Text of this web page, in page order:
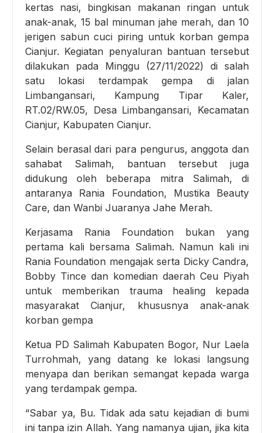
kertas nasi, bingkisan makanan ringan untuk
anak-anak, 15 bal minuman jahe merah, dan 10
jerigen sabun cuci piring untuk korban gempa
Cianjur. Kegiatan penyaluran bantuan tersebut
dilakukan pada Minggu (27/11/2022) di salah
satu lokasi terdampak gempa di jalan
Limbangansari, Kampung Tipar Kaler,
RT.02/RW.05, Desa Limbangansari, Kecamatan
Cianjur, Kabupaten Cianjur.
Selain berasal dari para pengurus, anggota dan
sahabat Salimah, bantuan tersebut juga
didukung oleh beberapa mitra Salimah, di
antaranya Rania Foundation, Mustika Beauty
Care, dan Wanbi Juaranya Jahe Merah.
Kerjasama Rania Foundation bukan yang
pertama kali bersama Salimah. Namun kali ini
Rania Foundation mengajak serta Dicky Candra,
Bobby Tince dan komedian daerah Ceu Piyah
untuk memberikan trauma healing kepada
masyarakat Cianjur, khususnya anak-anak
korban gempa
Ketua PD Salimah Kabupaten Bogor, Nur Laela
Turrohmah, yang datang ke lokasi langsung
menyapa dan berikan semangat kepada warga
yang terdampak gempa.
“Sabar ya, Bu. Tidak ada satu kejadian di bumi
ini tanpa izin Allah. Yang namanya ujian, jika kita